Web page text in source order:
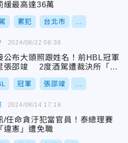
緩最高達36萬
累犯 台北市
公布大頭照跟姓名！前HBL冠軍
張邵竣 2度酒駕遭裁決所「公
冠軍 張邵竣
2024/08/22 08:38
/任命貪汙犯當官員！泰總理賽
違憲」遭免職
2024/08/14 17:19